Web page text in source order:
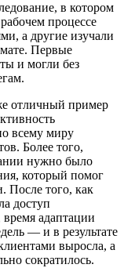
в котором
процессе
а другие изучали
Первые
и могли без
отличный пример
всему миру
Более того,
нужно было
который помог
После того, как
доступ
адаптации
— и в результате
выросла, а
сократилось.